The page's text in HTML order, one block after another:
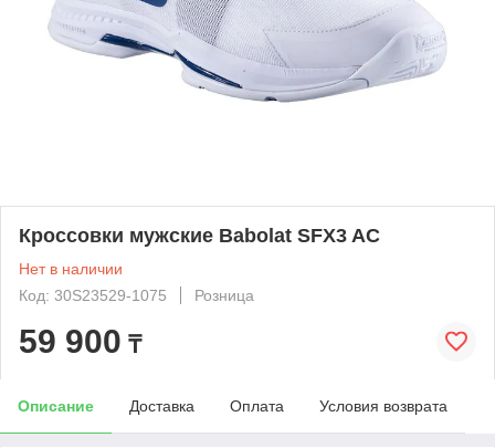
Кроссовки мужские Babolat SFX3 AC
Нет в наличии
Код: 30S23529-1075
Розница
59 900 ₸
Описание Доставка Оплата Условия возврата